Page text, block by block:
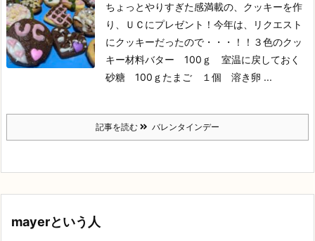
ちょっとやりすぎた感満載の、クッキーを作
り、ＵＣにプレゼント！ 今年は、リクエスト
にクッキーだったので・・・！！ ３色のクッ
キー材料バター 100ｇ 室温に戻しておく
砂糖 100ｇ たまご １個 溶き卵 ...
記事を読む バレンタインデー
mayerという人